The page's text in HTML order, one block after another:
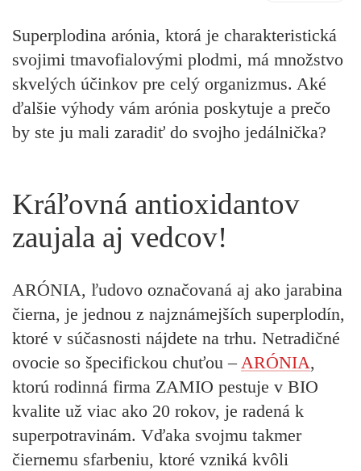
Superplodina arónia, ktorá je charakteristická
svojimi tmavofialovými plodmi, má množstvo
skvelých účinkov pre celý organizmus. Aké
ďalšie výhody vám arónia poskytuje a prečo
by ste ju mali zaradiť do svojho jedálnička?
Kráľovná antioxidantov
zaujala aj vedcov!
ARÓNIA, ľudovo označovaná aj ako jarabina
čierna, je jednou z najznámejších superplodín,
ktoré v súčasnosti nájdete na trhu. Netradičné
ovocie so špecifickou chuťou – ARÓNIA,
ktorú rodinná firma ZAMIO pestuje v BIO
kvalite už viac ako 20 rokov, je radená k
superpotravinám. Vďaka svojmu takmer
čiernemu sfarbeniu, ktoré vzniká kvôli